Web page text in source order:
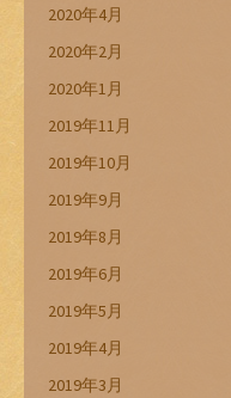
2020年4月
2020年2月
2020年1月
2019年11月
2019年10月
2019年9月
2019年8月
2019年6月
2019年5月
2019年4月
2019年3月